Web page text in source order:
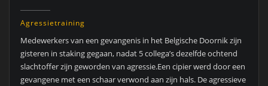
Agressietraining
Medewerkers van een gevangenis in het Belgische Doornik zijn
gisteren in staking gegaan, nadat 5 collega’s dezelfde ochtend
slachtoffer zijn geworden van agressie.Een cipier werd door een
gevangene met een schaar verwond aan zijn hals. De agressieve